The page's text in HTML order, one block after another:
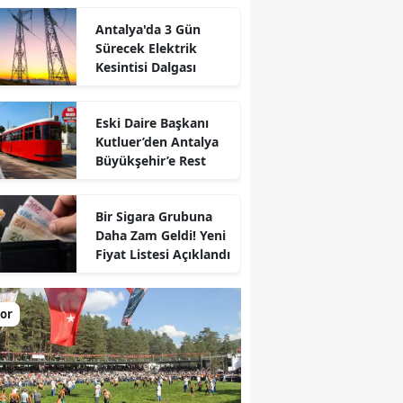
Antalya'da 3 Gün
Sürecek Elektrik
Kesintisi Dalgası
Eski Daire Başkanı
Kutluer’den Antalya
Büyükşehir’e Rest
Bir Sigara Grubuna
Daha Zam Geldi! Yeni
Fiyat Listesi Açıklandı